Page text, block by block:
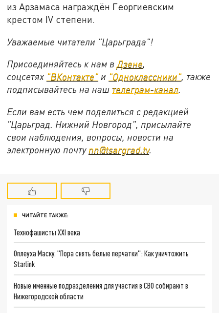
из Арзамаса награждён Георгиевским
крестом IV степени.
Уважаемые читатели "Царьграда"!
Присоединяйтесь к нам вДзене,
соцсетях "ВКонтакте" и "Одноклассники", также
подписывайтесь на наш телеграм-канал.
Если вам есть чем поделиться с редакцией
"Царьград. Нижний Новгород", присылайте
свои наблюдения, вопросы, новости на
электронную почту nn@tsargrad.tv.
ЧИТАЙТЕ ТАКЖЕ:
Технофашисты XXI века
Оплеуха Маску. "Пора снять белые перчатки": Как уничтожить
Starlink
Новые именные подразделения для участия в СВО собирают в
Нижегородской области